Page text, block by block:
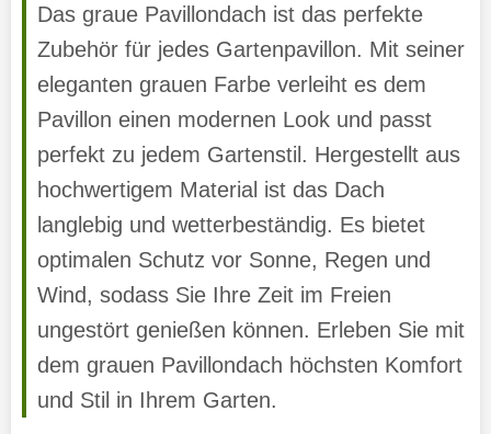
Das graue Pavillondach ist das perfekte
Zubehör für jedes Gartenpavillon. Mit seiner
eleganten grauen Farbe verleiht es dem
Pavillon einen modernen Look und passt
perfekt zu jedem Gartenstil. Hergestellt aus
hochwertigem Material ist das Dach
langlebig und wetterbeständig. Es bietet
optimalen Schutz vor Sonne, Regen und
Wind, sodass Sie Ihre Zeit im Freien
ungestört genießen können. Erleben Sie mit
dem grauen Pavillondach höchsten Komfort
und Stil in Ihrem Garten.